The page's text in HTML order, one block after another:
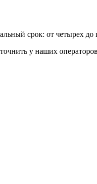
срок: от четырех до
у наших